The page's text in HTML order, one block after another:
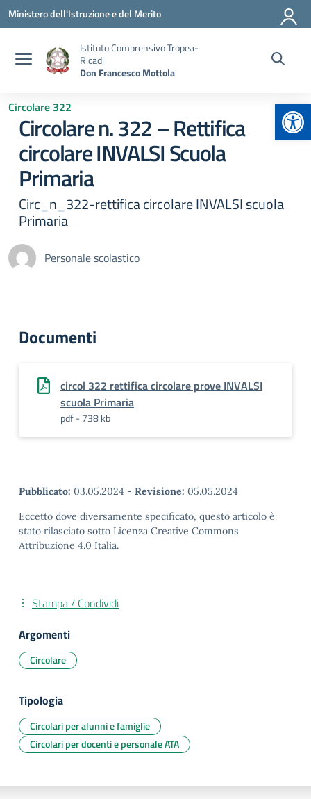
Vai ai contenuti
Vai al menu di navigazione
Vai al footer
Ministero dell'Istruzione e del Merito
Istituto Comprensivo Tropea-
Ricadi
Don Francesco Mottola
Circolare 322
Circolare n. 322 – Rettifica
circolare INVALSI Scuola
Primaria
Circ_n_322-rettifica circolare INVALSI scuola
Primaria
Personale scolastico
Documenti
circol 322 rettifica circolare prove INVALSI
scuola Primaria
pdf - 738 kb
Pubblicato: 03.05.2024 - Revisione: 05.05.2024
Eccetto dove diversamente specificato, questo articolo è
stato rilasciato sotto Licenza Creative Commons
Attribuzione 4.0 Italia.
Stampa / Condividi
Argomenti
Circolare
Tipologia
Circolari per alunni e famiglie
Circolari per docenti e personale ATA